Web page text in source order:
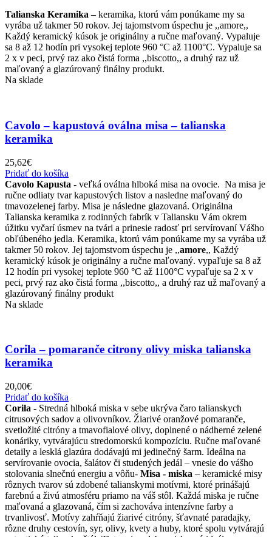
Talianska Keramika – keramika, ktorú vám ponúkame my sa
vyrába už takmer 50 rokov. Jej tajomstvom úspechu je ,,amore,,
Každý keramický kúsok je originálny a ručne maľovaný. Vypaluje
sa 8 až 12 hodín pri vysokej teplote 960 °C až 1100°C. Vypaluje sa
2 x v peci, prvý raz ako čistá forma ,,biscotto,, a druhý raz už
maľovaný a glazúrovaný finálny produkt.
Na sklade
Cavolo – kapustová oválna misa – talianska
keramika
25,62€
Pridať do košíka
Cavolo Kapusta - veľká oválna hlboká misa na ovocie. Na misa je
ručne odliaty tvar kapustových listov a nasledne maľovaný do
tmavozelenej farby. Misa je následne glazovaná. Originálna
Talianska keramika z rodinných fabrík v Taliansku Vám okrem
úžitku vyčarí úsmev na tvári a prinesie radosť pri servírovaní Vášho
obľúbeného jedla. Keramika, ktorú vám ponúkame my sa vyrába už
takmer 50 rokov. Jej tajomstvom úspechu je ,,amore,, Každý
keramický kúsok je originálny a ručne maľovaný. vypaľuje sa 8 až
12 hodín pri vysokej teplote 960 °C až 1100°C vypaľuje sa 2 x v
peci, prvý raz ako čistá forma ,,biscotto,, a druhý raz už maľovaný a
glazúrovaný finálny produkt
Na sklade
Corila – pomaranče citrony olivy miska talianska
keramika
20,00€
Pridať do košíka
Corila - Stredná hlboká miska v sebe ukrýva čaro talianskych
citrusových sadov a olivovníkov. Žiarivé oranžové pomaranče,
svetložlté citróny a tmavofialové olivy, doplnené o nádherné zelené
konáriky, vytvárajúcu stredomorskú kompozíciu. Ručne maľované
detaily a lesklá glazúra dodávajú mi jedinečný šarm. Ideálna na
servírovanie ovocia, šalátov či studených jedál – vnesie do vášho
stolovania slnečnú energiu a vôňu- Misa - miska – keramické misy
rôznych tvarov sú zdobené talianskymi motívmi, ktoré prinášajú
farebnú a živú atmosféru priamo na váš stôl. Každá miska je ručne
maľovaná a glazovaná, čím si zachováva intenzívne farby a
trvanlivosť. Motívy zahŕňajú žiarivé citróny, šťavnaté paradajky,
rôzne druhy cestovín, syr, olivy, kvety a huby, ktoré spolu vytvárajú